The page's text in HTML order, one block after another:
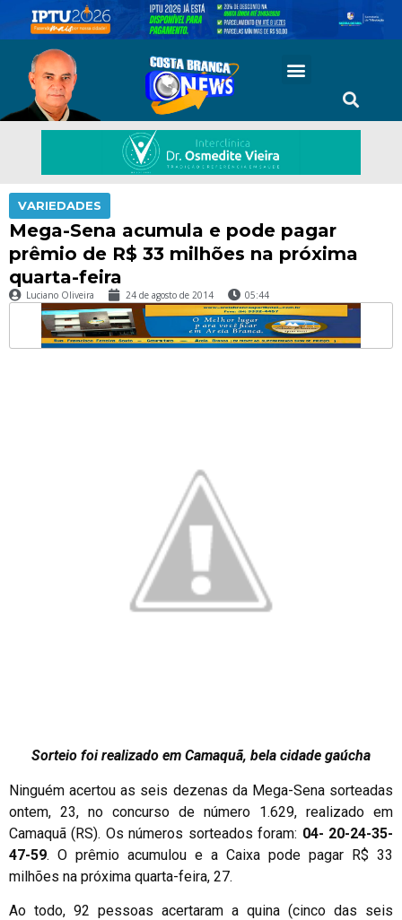
VARIEDADES
Mega-Sena acumula e pode pagar
prêmio de R$ 33 milhões na próxima
quarta-feira
Luciano Oliveira 24 de agosto de 2014 05:44
Sorteio foi realizado em Camaquã, bela cidade gaúcha
Ninguém acertou as seis dezenas da Mega-Sena sorteadas
ontem, 23, no concurso de número 1.629, realizado em
Camaquã (RS). Os números sorteados foram: 04- 20-24-35-
47-59. O prêmio acumulou e a Caixa pode pagar R$ 33
milhões na próxima quarta-feira, 27.
Ao todo, 92 pessoas acertaram a quina (cinco das seis